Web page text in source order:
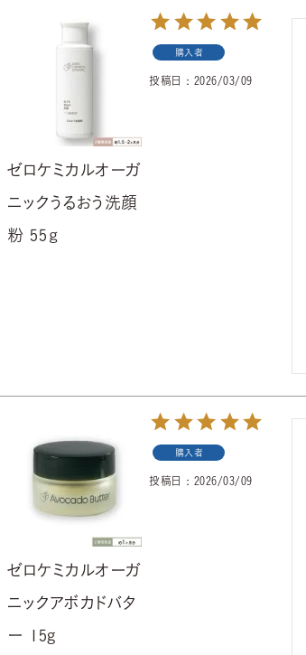
ゼロケミカルオーガ
ニックうるおう洗顔
粉 55ｇ
購入者
投稿日 2026/03/09
ゼロケミカルオーガ
ニックアボカドバタ
ー 15g
購入者
投稿日 2026/03/09